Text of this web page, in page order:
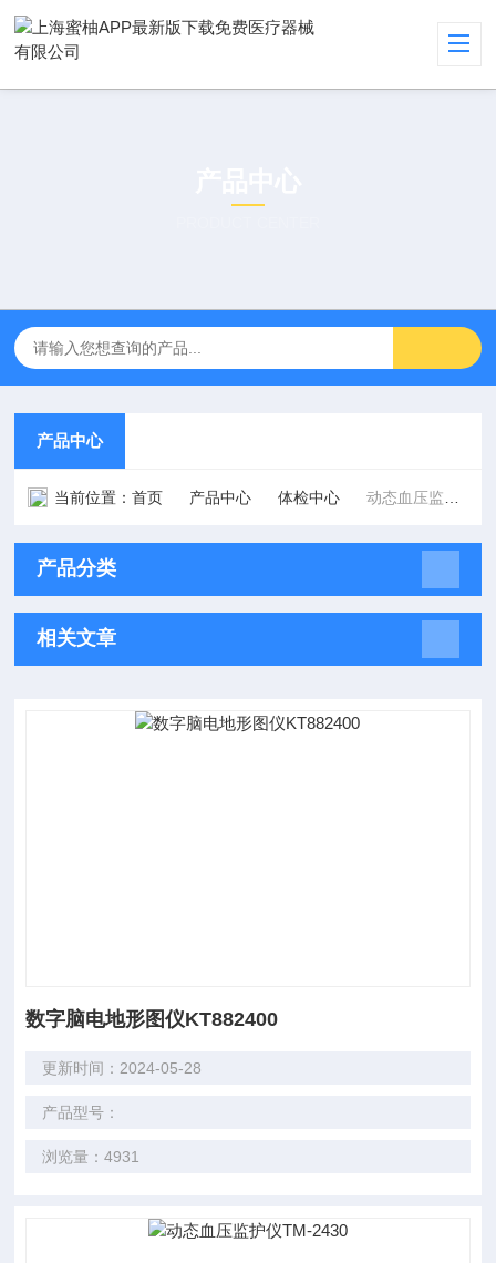
产品中心
当前位置：首页 产品中心 体检中心 动态血压监护仪
产品分类
相关文章
数字脑电地形图仪KT882400
更新时间：2024-05-28
产品型号：
浏览量：4931